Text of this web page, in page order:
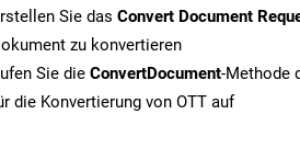
Sie das Convert Document
zu konvertieren
Sie die ConvertDocument-Methode
die Konvertierung von OTT auf